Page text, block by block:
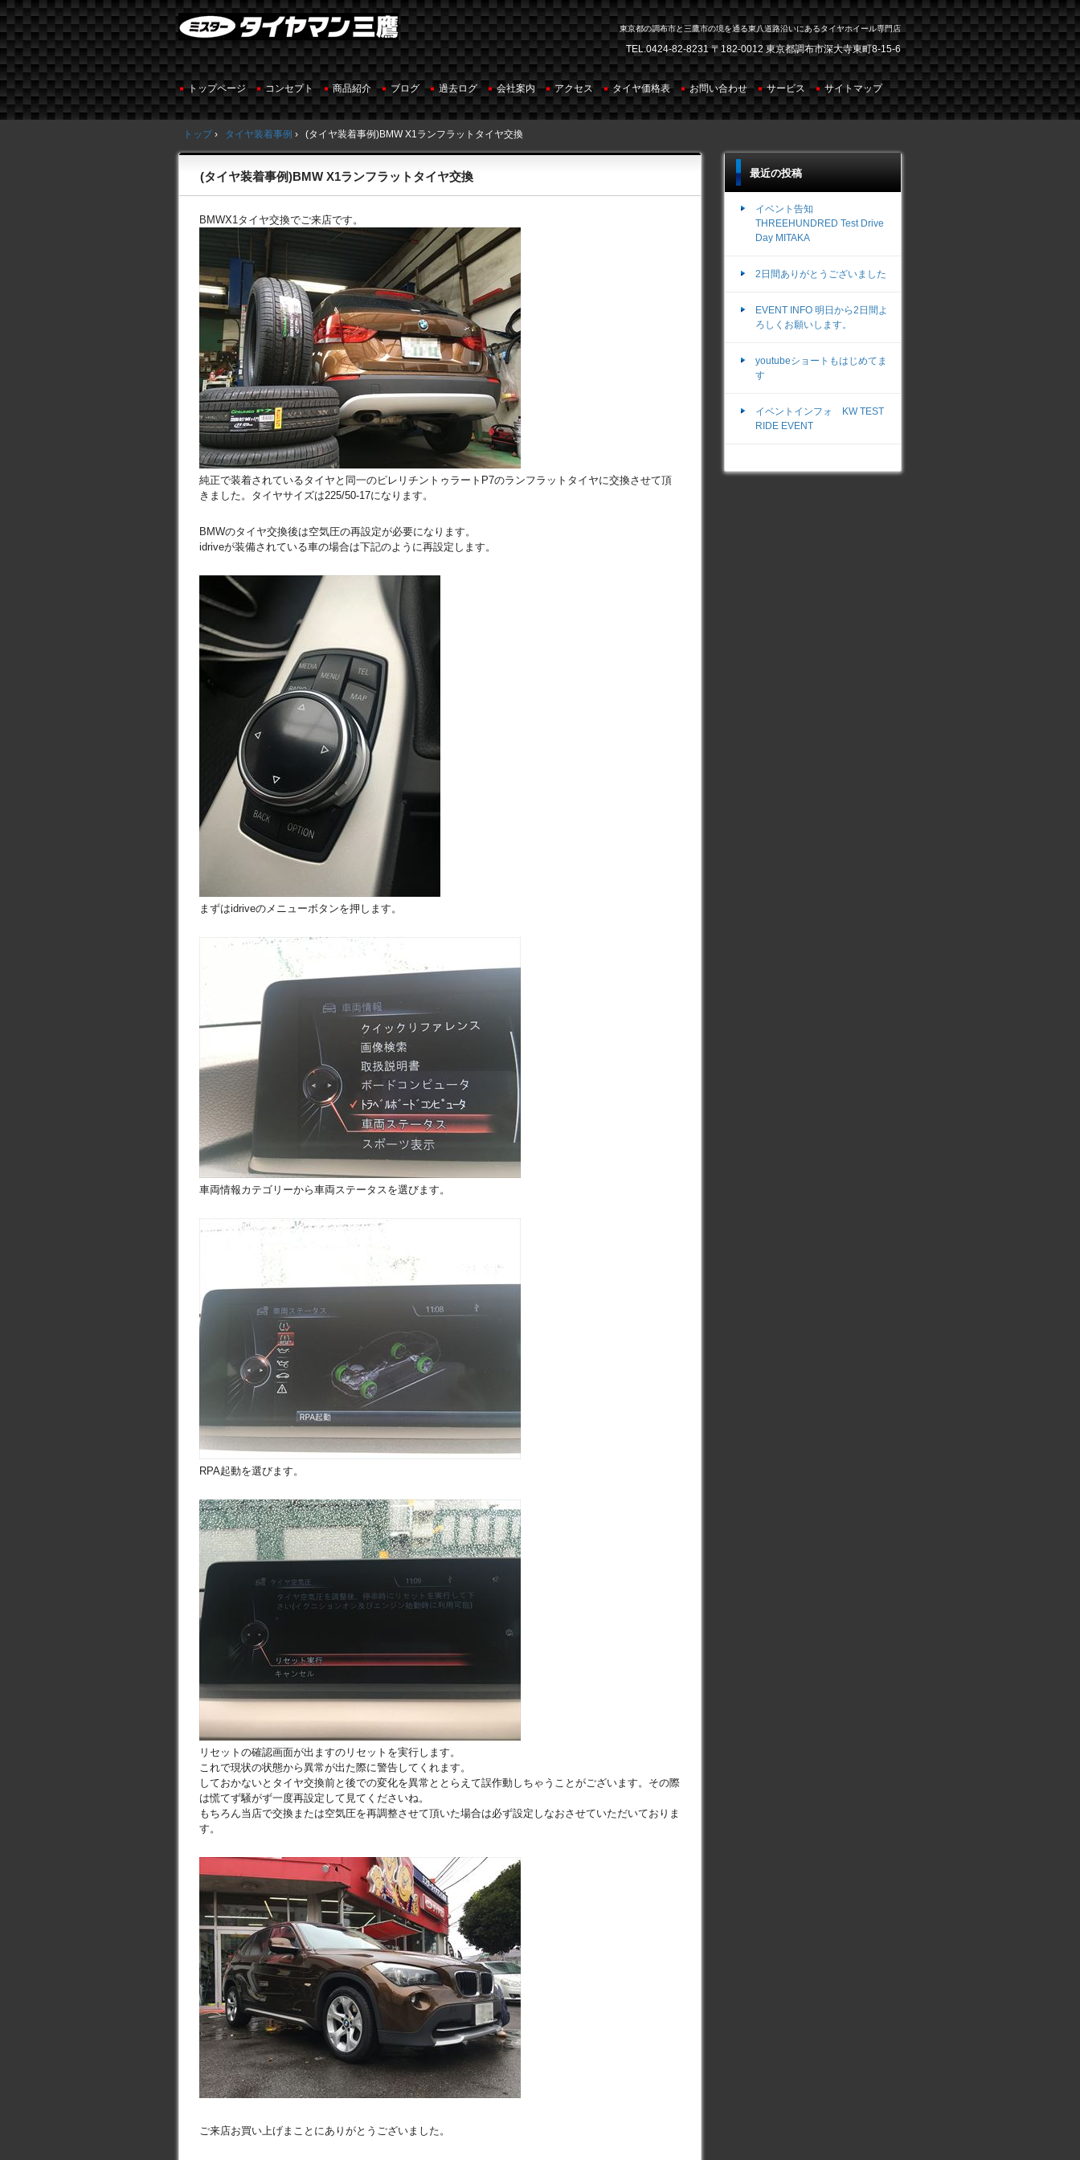
東京都の調布市と三鷹市の境を通る東八道路沿いにあるタイヤホイール専門店
TEL.0424-82-8231 〒182-0012 東京都調布市深大寺東町8-15-6
トップページ コンセプト 商品紹介 ブログ 過去ログ 会社案内 アクセス タイヤ価格表 お問い合わせ サービス サイトマップ
トップ › タイヤ装着事例 › (タイヤ装着事例)BMW X1ランフラットタイヤ交換
(タイヤ装着事例)BMW X1ランフラットタイヤ交換
BMWX1タイヤ交換でご来店です。
純正で装着されているタイヤと同一のピレリチントゥラートP7のランフラットタイヤに交換させて頂
きました。タイヤサイズは225/50-17になります。
BMWのタイヤ交換後は空気圧の再設定が必要になります。
idriveが装備されている車の場合は下記のように再設定します。
まずはidriveのメニューボタンを押します。
車両情報カテゴリーから車両ステータスを選びます。
RPA起動を選びます。
リセットの確認画面が出ますのリセットを実行します。
これで現状の状態から異常が出た際に警告してくれます。
しておかないとタイヤ交換前と後での変化を異常ととらえて誤作動しちゃうことがございます。その際
は慌てず騒がず一度再設定して見てくださいね。
もちろん当店で交換または空気圧を再調整させて頂いた場合は必ず設定しなおさせていただいておりま
す。
ご来店お買い上げまことにありがとうございました。
最近の投稿
イベント告知
THREEHUNDRED Test Drive
Day MITAKA
2日間ありがとうございました
EVENT INFO 明日から2日間よ
ろしくお願いします。
youtubeショートもはじめてま
す
イベントインフォ KW TEST
RIDE EVENT